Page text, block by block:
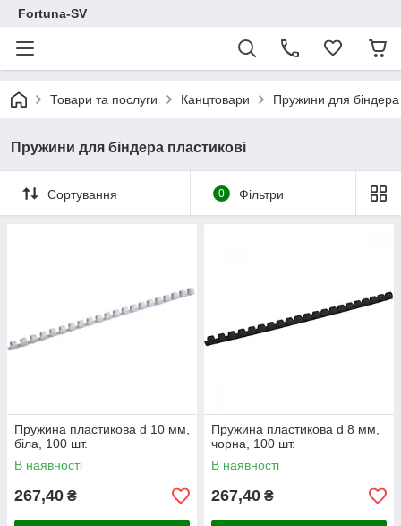
Fortuna-SV
Товари та послуги Канцтовари Пружини для біндера
Пружини для біндера пластикові
Сортування 0 Фільтри
Пружина пластикова d 10 мм,
біла, 100 шт.
В наявності
267,40 ₴
Пружина пластикова d 8 мм,
чорна, 100 шт.
В наявності
267,40 ₴